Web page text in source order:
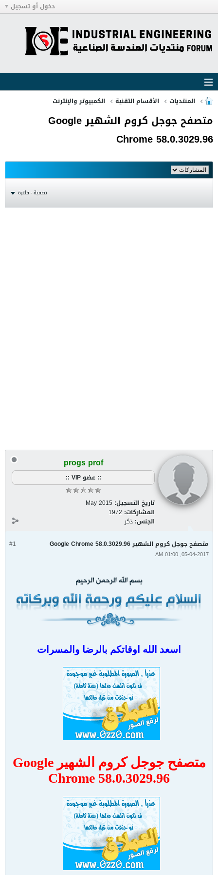
دخول أو تسجيل
المنتديات الأقسام التقنية الكمبيوتر والإنترنت
متصفح جوجل كروم الشهير Google
Chrome 58.0.3029.96
تصفية - فلترة
progs prof
:: عضو VIP ::
تاريخ التسجيل: May 2015
المشاركات: 1972
الجنس: ذكر
#1 متصفح جوجل كروم الشهير Google Chrome 58.0.3029.96
05-04-2017, 01:00 AM
اسعد الله اوقاتكم بالرضا والمسرات
متصفح جوجل كروم الشهير Google
Chrome 58.0.3029.96